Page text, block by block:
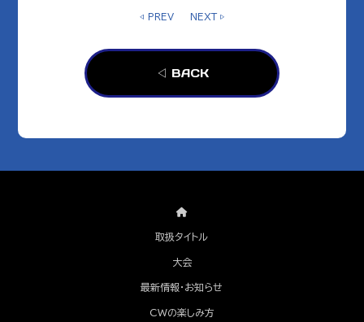
◁ PREV NEXT ▷
◁ BACK
取扱タイトル
大会
最新情報・お知らせ
CWの楽しみ方